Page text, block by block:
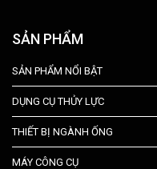
SẢN PHẨM
SẢN PHẨM NỔI BẬT
DỤNG CỤ THỦY LỰC
THIẾT BỊ NGÀNH ỐNG
MÁY CÔNG CỤ